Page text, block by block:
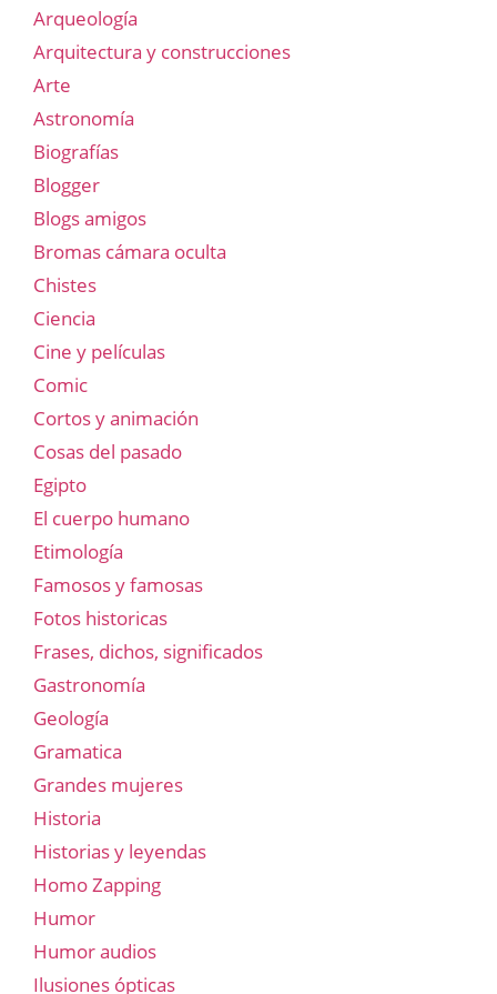
Arqueología
Arquitectura y construcciones
Arte
Astronomía
Biografías
Blogger
Blogs amigos
Bromas cámara oculta
Chistes
Ciencia
Cine y películas
Comic
Cortos y animación
Cosas del pasado
Egipto
El cuerpo humano
Etimología
Famosos y famosas
Fotos historicas
Frases, dichos, significados
Gastronomía
Geología
Gramatica
Grandes mujeres
Historia
Historias y leyendas
Homo Zapping
Humor
Humor audios
Ilusiones ópticas